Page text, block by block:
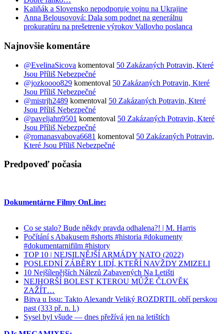
Kaliňák a Slovensko nepodporuje vojnu na Ukrajine
Anna Belousovová: Dala som podnet na generálnu
prokuratúru na prešetrenie výrokov Vallovho poslanca
Najnovšie komentáre
@EvelinaSicova komentoval 50 Zakázaných Potravin, Které
Jsou Příliš Nebezpečné
@jozkoooo829 komentoval 50 Zakázaných Potravin, Které
Jsou Příliš Nebezpečné
@mistrjh2489 komentoval 50 Zakázaných Potravin, Které
Jsou Příliš Nebezpečné
@paveljahn9501 komentoval 50 Zakázaných Potravin, Které
Jsou Příliš Nebezpečné
@romanasvabova6681 komentoval 50 Zakázaných Potravin,
Které Jsou Příliš Nebezpečné
Predpoveď počasia
Dokumentárne Filmy OnLine:
Co se stalo? Bude někdy pravda odhalena?! | M. Harris
Počítání s Abakusem #shorts #historia #dokumenty
#dokumentarnifilm #history
TOP 10 | NEJSILNĚJŠÍ ARMÁDY NATO (2022)
POSLEDNÍ ZÁBĚRY LIDÍ, KTEŘÍ NAVŽDY ZMIZELI
10 Nejšílenějších Nálezů Zabavených Na Letišti
NEJHORŠÍ BOLEST KTEROU MŮŽE ČLOVĚK
ZAŽÍT…
Bitva u Issu: Takto Alexandr Veliký ROZDRTIL obří perskou
past (333 př. n. l.)
Sysel byl všude — dnes přežívá jen na letištích